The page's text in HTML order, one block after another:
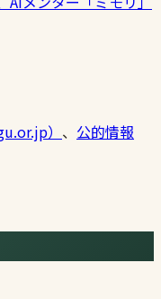
） 、 公的情報